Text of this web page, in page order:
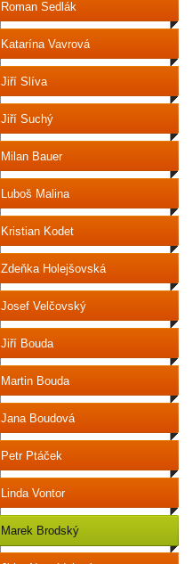
Roman Sedlák
Katarína Vavrová
Jiří Slíva
Jiří Suchý
Milan Bauer
Luboš Malina
Kristian Kodet
Zdeňka Holejšovská
Josef Velčovský
Jiří Bouda
Martin Bouda
Jana Boudová
Petr Ptáček
Linda Vontor
Marek Brodský